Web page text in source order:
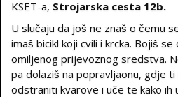
KSET-a, Strojarska cesta 12b.
U slučaju da još ne znaš o čemu
imaš bicikl koji cvili i krcka. Bojiš
omiljenog prijevoznog sredstva.
pa dolaziš na popravljaonu, gdje
odstraniti kvarove i uče te kako ih